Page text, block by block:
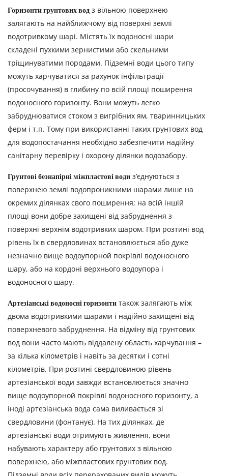
Горизонти грунтових вод з вільною поверхнею
залягають на найближчому від поверхні землі
водотривкому шарі. Містять їх водоносні шари
складені пухкими зернистими або скельними
тріщинуватими породами. Підземні води цього типу
можуть харчуватися за рахунок інфільтрації
(просочування) в глибину по всій площі поширення
водоносного горизонту. Вони можуть легко
забруднюватися стоком з вигрібних ям, тваринницьких
ферм і т.п. Тому при використанні таких грунтових вод
для водопостачання необхідно забезпечити надійну
санітарну перевірку і охорону ділянки водозабору.
Грунтові безнапірні міжпластові води з’єднуються з
поверхнею землі водопроникними шарами лише на
окремих ділянках свого поширення; на всій іншій
площі вони добре захищені від забруднення з
поверхні верхнім водотривких шаром. При розтині вод
рівень їх в свердловинах встановлюється або дуже
незначно вище водоупорной покрівлі водоносного
шару, або на кордоні верхнього водоупора і
водоносного шару.
Артезіанські водоносні горизонти також залягають між
двома водотривкими шарами і надійно захищені від
поверхневого забруднення. На відміну від грунтових
вод вони часто мають віддалену область харчування –
за кілька кілометрів і навіть за десятки і сотні
кілометрів. При розтині свердловиною рівень
артезіанської води завжди встановлюється значно
вище водоупорной покрівлі водоносного горизонту, а
іноді артезіанська вода сама виливається зі
свердловини (фонтанує). На тих ділянках, де
артезіанські води отримують живлення, вони
набувають характеру або грунтових з вільною
поверхнею, або міжпластових грунтових вод.